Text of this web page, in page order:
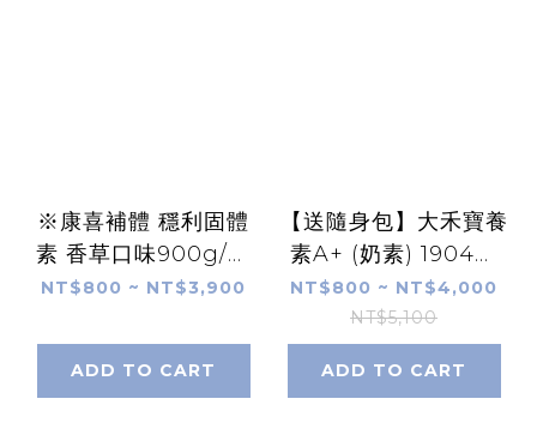
※康喜補體 穩利固體
素 香草口味900g/罐
高纖 高鈣
NT$800 ~ NT$3,900
ADD TO CART
【送隨身包】大禾寶養
素A+ (奶素) 1904公
克/罐
NT$800 ~ NT$4,000
NT$5,100
ADD TO CART